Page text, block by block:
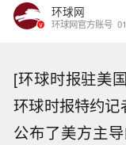
环球网
环球网官方账号
[环球时报驻美
环球时报特约记
公布了美方主